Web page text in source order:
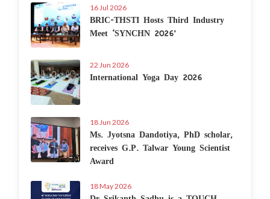
16 Jul 2026
BRIC-THSTI Hosts Third Industry
Meet ‘SYNCHN 2026’
22 Jun 2026
International Yoga Day 2026
18 Jun 2026
Ms. Jyotsna Dandotiya, PhD scholar,
receives G.P. Talwar Young Scientist
Award
18 May 2026